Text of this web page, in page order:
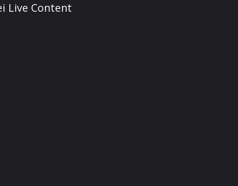
Live Content